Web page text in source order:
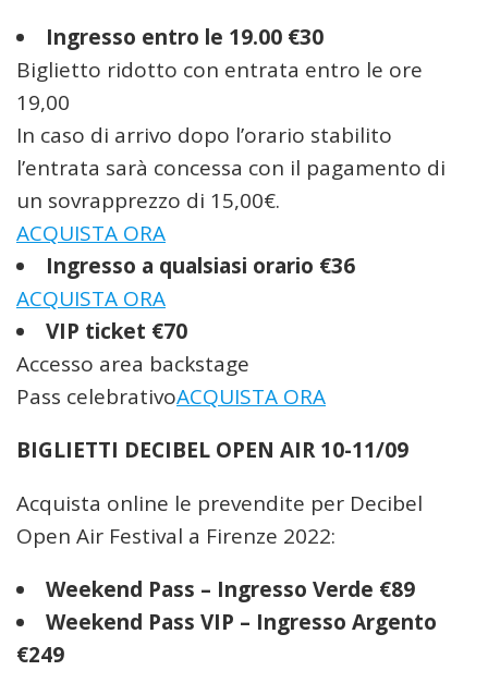
Ingresso entro le 19.00 €30
Biglietto ridotto con entrata entro le ore
19,00
In caso di arrivo dopo l’orario stabilito
l’entrata sarà concessa con il pagamento di
un sovrapprezzo di 15,00€.
ACQUISTA ORA
Ingresso a qualsiasi orario €36
ACQUISTA ORA
VIP ticket €70
Accesso area backstage
Pass celebrativoACQUISTA ORA
BIGLIETTI DECIBEL OPEN AIR 10-11/09
Acquista online le prevendite per Decibel
Open Air Festival a Firenze 2022:
Weekend Pass – Ingresso Verde €89
Weekend Pass VIP – Ingresso Argento
€249